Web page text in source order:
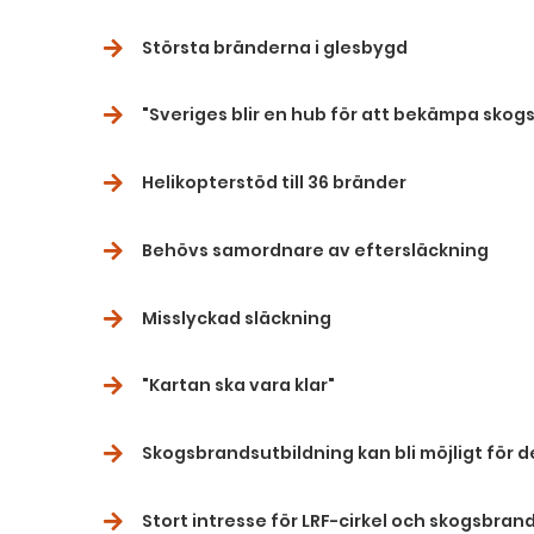
Största bränderna i glesbygd
"Sveriges blir en hub för att bekämpa
Helikopterstöd till 36 bränder
Behövs samordnare av eftersläckning
Misslyckad släckning
"Kartan ska vara klar"
Skogsbrandsutbildning kan bli möjligt för
Stort intresse för LRF-cirkel och